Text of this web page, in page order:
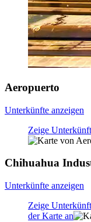
Aeropuerto
Unterkünfte anzeigen
Zeige
Chihuahua
Unterkünfte anzeigen
Zeige
der Karte an